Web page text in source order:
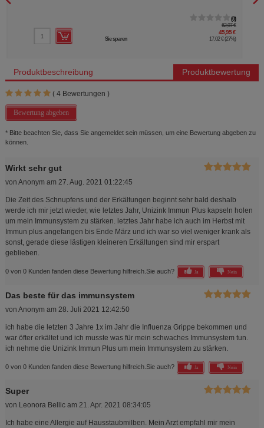
0
62,97 €
45,95 €
Sie sparen 17,02 € (27%)
Produktbeschreibung Produktbewertung
( 4Bewertungen )
Bewertung abgeben
* Bitte beachten Sie, dass Sie angemeldet sein müssen, um eine Bewertung abgeben zu
können.
Wirkt sehr gut
von Anonym am 27. Aug. 2021 01:22:45
Die Zeit des Schnupfens und der Erkältungen beginnt sehr bald deshalb
werde ich mir jetzt wieder, wie letztes Jahr, Unizink Immun Plus kapseln holen
um mein Immunsystem zu stärken. letztes Jahr habe ich auch im Herbst mit
Immun plus angefangen bis Ende März und ich war so viel weniger krank als
sonst, gerade diese lästigen kleineren Erkältungen sind mir erspart
geblieben.
0 von 0 Kunden fanden diese Bewertung hilfreich. Sie auch? Ja Nein
Das beste für das immunsystem
von Anonym am 28. Juli 2021 12:42:50
ich habe die letzten 3 Jahre 1x im Jahr die Influenza Grippe bekommen und
war öfter erkältet und ich musste was für mein schwaches Immunsystem tun.
ich nehme die Unizink Immun Plus um mein Immunsystem zu stärken.
0 von 0 Kunden fanden diese Bewertung hilfreich. Sie auch? Ja Nein
Super
von Leonora Bellicam 21. Apr. 2021 08:34:05
Ich habe eine Allergie auf Hausstaubmilben. Mein Arzt empfahl mir mein